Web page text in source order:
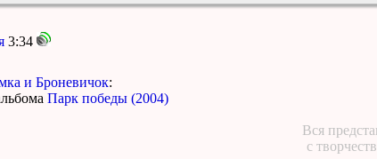
3:34
и Броневичок:
Парк победы (2004)
Вся
с